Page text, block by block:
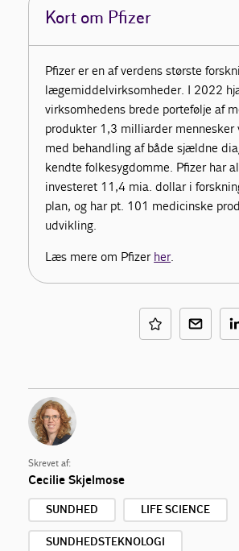
Kort om Pfizer
Pfizer er en af verdens største
lægemiddelvirksomheder. I 2022
virksomhedens brede portefølje af
produkter 1,3 milliarder mennesker
med behandling af både sjældne
kendte folkesygdomme. Pfizer har
investeret 11,4 mia. dollar i
plan, og har pt. 101 medicinske
udvikling.
Læs mere om Pfizer her.
Skrevet af:
Cecilie Skjelmose
SUNDHED LIFE SCIENCE
SUNDHEDSTEKNOLOGI